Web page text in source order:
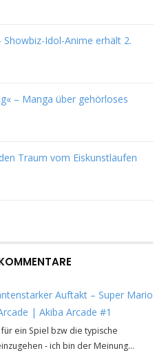
Idol-Anime erhält 2.
– Manga über gehörloses
Traum vom Eiskunstlaufen
Auftakt – Super Mario
| Akiba Arcade #1
ein Spiel bzw die typische
- ich bin der Meinung…